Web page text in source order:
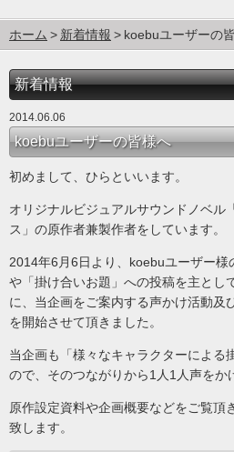
ホーム 新着情報 koebuユーザーの
新着情報
2014.06.06
koebuユーザーの皆様へ
初めまして、ひらといいます。
オリジナルビジュアルサウンドノベル
ス」の原作者兼製作者をしています。
2014年6月6日より、koebuユーザー様
や「掛け合いお題」への投稿を主とし
に、当企画をご案内する声かけ活動及
を開始させて頂きました。
当企画も「様々なキャラクターによる
ので、そのつながりから1人1人声をか
原作設定資料や企画概要などをご覧頂
致します。